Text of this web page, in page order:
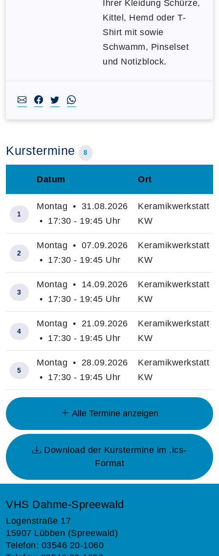
Ihrer Kleidung Schürze,
Kittel, Hemd oder T-
Shirt mit sowie
Schwamm, Pinselset
und Notizblock.
Kurstermine 8
Insgesamt gibt es 8 Termine zum diesen Kurs
Datum Ort
1
Montag • 31.08.2026
• 17:30 - 19:45 Uhr
Keramikwerkstatt
KW
2
Montag • 07.09.2026
• 17:30 - 19:45 Uhr
Keramikwerkstatt
KW
3
Montag • 14.09.2026
• 17:30 - 19:45 Uhr
Keramikwerkstatt
KW
4
Montag • 21.09.2026
• 17:30 - 19:45 Uhr
Keramikwerkstatt
KW
5
Montag • 28.09.2026
• 17:30 - 19:45 Uhr
Keramikwerkstatt
KW
Alle Termine anzeigen
Download der Kurstermine im .ics-
Format
VHS Dahme-Spreewald
Logenstraße 17
15907 Lübben (Spreewald)
Telefon: 03546 20-1060